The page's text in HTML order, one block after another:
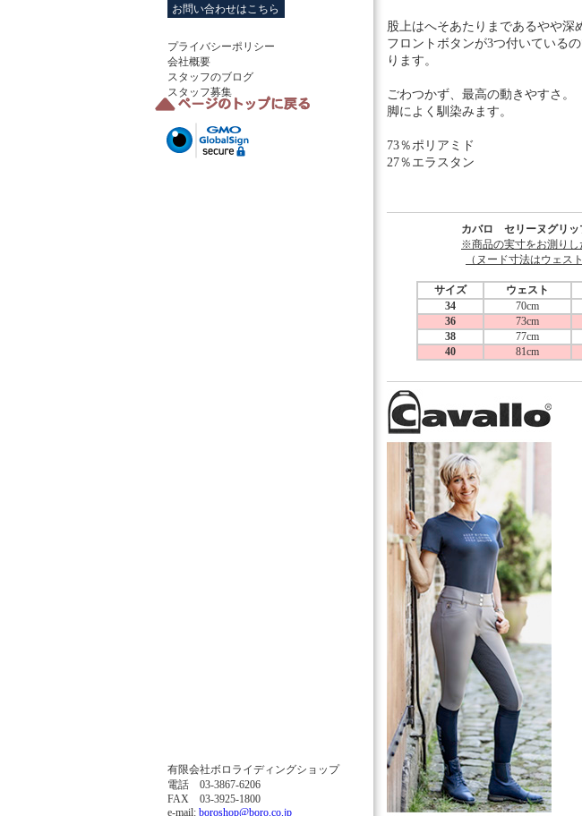
お問い合わせはこちら
プライバシーポリシー
会社概要
スタッフのブログ
スタッフ募集
股上はへそあたりまであるやや深
フロントボタンが3つ付いている
ります。
ごわつかず、最高の動きやすさ。
脚によく馴染みます。
73％ポリアミド
27％エラスタン
カバロ セリーヌグリ
※商品の実寸をお測りし
（ヌード寸法はウェス
サイズ ウェスト
34
70cm
36
73cm
38
77cm
40
81cm
有限会社ボロライディングショップ
電話 03-3867-6206
FAX 03-3925-1800
e-mail: boroshop@boro.co.jp